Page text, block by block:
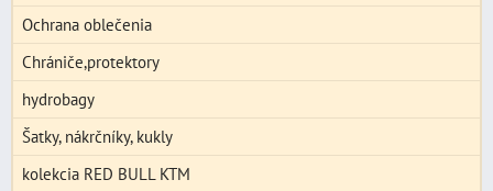
Ochrana oblečenia
Chrániče,protektory
hydrobagy
Šatky, nákrčníky, kukly
kolekcia RED BULL KTM